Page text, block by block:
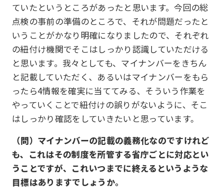
ていたというところがあったと思います。今回の総
点検の事前の準備のところで、それが問題だったと
いうことがかなり明確になりましたので、それぞれ
の紐付け機関でそこはしっかり認識していただける
と思います。我々としても、マイナンバーをきちん
と記載していただく、あるいはマイナンバーをもら
ったら4情報を確実に当ててみる、そういう作業を
やっていくことで紐付けの誤りがないように、そこ
はしっかり確認をしていきたいと思っています。
（問）マイナンバーの記載の義務化なのですけれど
も、これはその制度を所管する省庁ごとに対応とい
うことですが、これいつまでに終えるというような
目標はありますでしょうか。